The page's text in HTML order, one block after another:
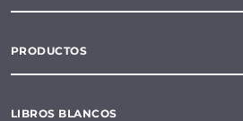
PRODUCTOS
LIBROS BLANCOS